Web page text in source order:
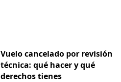
Vuelo cancelado por revisión
técnica: qué hacer y qué
derechos tienes